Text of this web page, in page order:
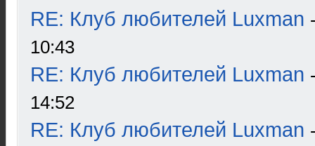
RE: Клуб любителей Luxman
10:43
RE: Клуб любителей Luxman
14:52
RE: Клуб любителей Luxman